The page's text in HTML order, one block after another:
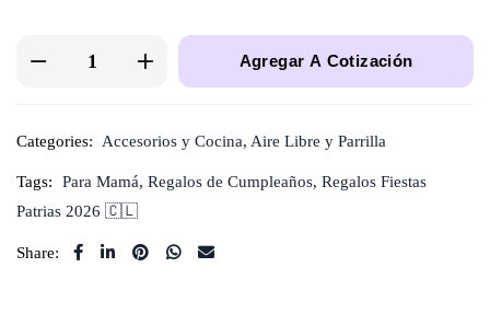
Agregar A Cotización
Categories: Accesorios y Cocina, Aire Libre y Parrilla
Tags: Para Mamá, Regalos de Cumpleaños, Regalos Fiestas
Patrias 2026 🇨🇱
Share: